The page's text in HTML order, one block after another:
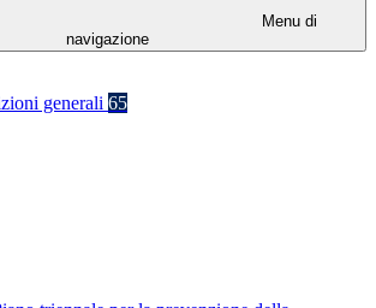
Menu di
navigazione
generali 65